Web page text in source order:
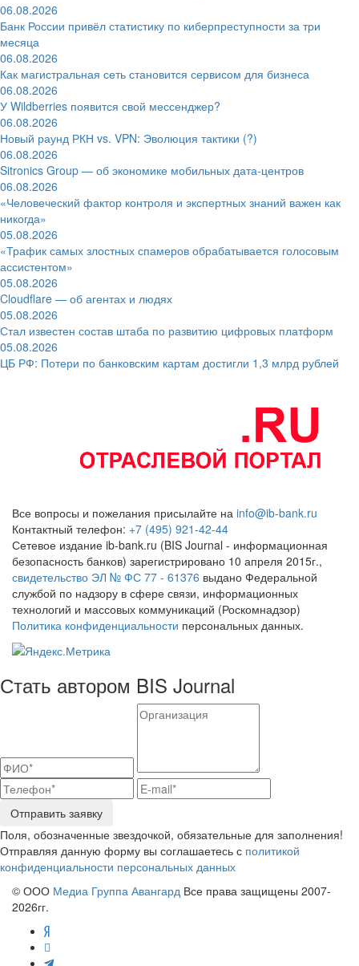
06.08.2026
Банк России привёл статистику по киберпреступности за три
месяца
06.08.2026
Как магистральная сеть становится сервисом для бизнеса
06.08.2026
У Wildberries появится свой мессенджер?
06.08.2026
Новый раунд РКН vs. VPN: Эволюция тактики (?)
06.08.2026
Sitronics Group — об экономике мобильных дата-центров
06.08.2026
«Человеческий фактор контроля и экспертных знаний важен как
никогда»
05.08.2026
«Трафик самых злостных спамеров обрабатывается голосовым
ассистентом»
05.08.2026
Cloudflare — об агентах и людях
05.08.2026
Стал известен состав штаба по развитию цифровых платформ
05.08.2026
ЦБ РФ: Потери по банковским картам достигли 1,3 млрд рублей
Все вопросы и пожелания присылайте на info@ib-bank.ru
Контактный телефон: +7 (495) 921-42-44
Сетевое издание ib-bank.ru (BIS Journal - информационная
безопасность банков) зарегистрировано 10 апреля 2015г.,
свидетельство ЭЛ № ФС 77 - 61376 выдано Федеральной
службой по надзору в сфере связи, информационных
технологий и массовых коммуникаций (Роскомнадзор)
Политика конфиденциальности персональных данных.
Стать автором BIS Journal
Отправить заявку
Поля, обозначенные звездочкой, обязательные для заполнения!
Отправляя данную форму вы соглашаетесь с политикой
конфиденциальности персональных данных
© ООО Медиа Группа Авангард Все права защищены 2007-
2026гг.